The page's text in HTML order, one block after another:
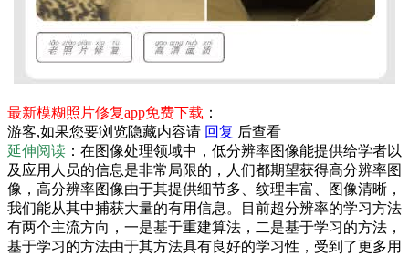
最新模糊照片修复app免费下载 ：
游客,如果您要浏览隐藏内容请 回复 后查看
延伸阅读 ：在图像处理领域中，低分辨率图像能提供给学者以
及应用人员的信息是非常局限的，人们都期望获得高分辨率图
像，高分辨率图像由于其提供细节多、纹理丰富、图像清晰，
我们能从其中捕获大量的有用信息。目前超分辨率的学习方法
有两个主流方向，一是基于重建算法，二是基于学习的方法，
基于学习的方法由于其方法具有良好的学习性，受到了更多用